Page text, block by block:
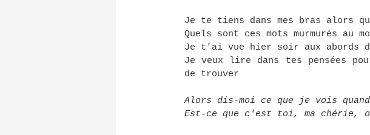
Je te tiens dans mes bras alors
Quels sont ces mots murmurés au
Je t'ai vue hier soir aux abords
Je veux lire dans tes pensées
de trouver
Alors dis-moi ce que je vois
Est-ce que c'est toi, ma chérie,